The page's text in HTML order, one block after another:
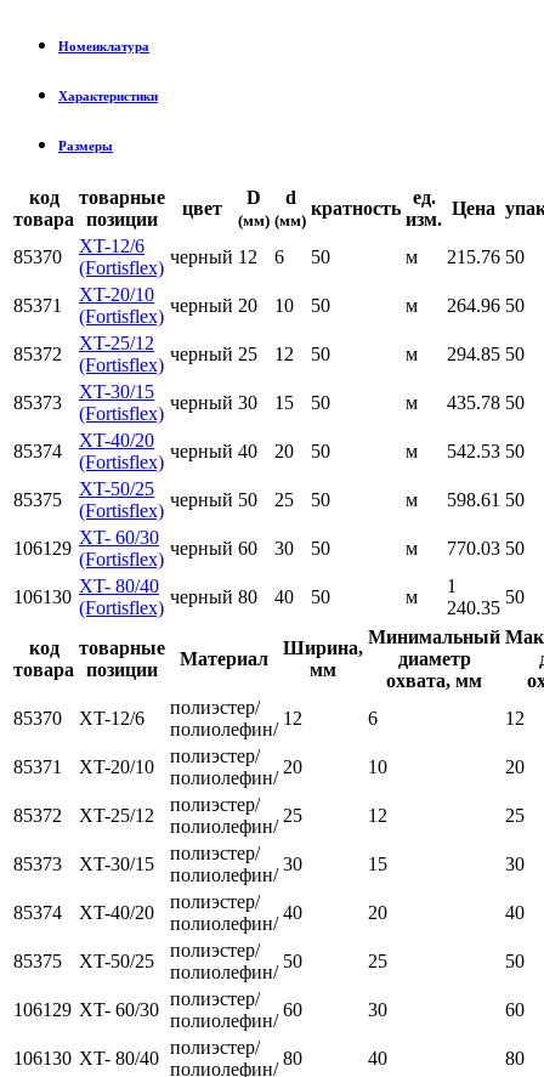
Номенклатура
Характеристики
Размеры
код
товара
товарные
позиции
цвет
D
(мм)
d
(мм)
кратность
ед.
изм.
Цена
85370
XT-12/6
(Fortisflex)
черный 12 6 50 м 215.76 50
85371
XT-20/10
(Fortisflex)
черный 20 10 50 м 264.96 50
85372
XT-25/12
(Fortisflex)
черный 25 12 50 м 294.85 50
85373
XT-30/15
(Fortisflex)
черный 30 15 50 м 435.78 50
85374
XT-40/20
(Fortisflex)
черный 40 20 50 м 542.53 50
85375
XT-50/25
(Fortisflex)
черный 50 25 50 м 598.61 50
106129
XT- 60/30
(Fortisflex)
черный 60 30 50 м 770.03 50
106130
XT- 80/40
(Fortisflex)
черный 80 40 50 м
1
240.35
50
код
товара
товарные
позиции
Материал
Ширина,
мм
Минимальный
диаметр
охвата, мм
85370
XT-12/6
полиэстер/
полиолефин/
12 6 12
85371 XT-20/10
полиэстер/
полиолефин/
20 10 20
85372 XT-25/12
полиэстер/
полиолефин/
25 12 25
85373 XT-30/15
полиэстер/
полиолефин/
30 15 30
85374 XT-40/20
полиэстер/
полиолефин/
40 20 40
85375 XT-50/25
полиэстер/
полиолефин/
50 25 50
106129 XT- 60/30
полиэстер/
полиолефин/
60 30 60
106130 XT- 80/40
полиэстер/
полиолефин/
80 40
80